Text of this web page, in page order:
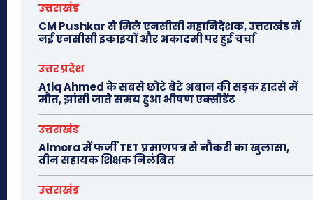
उत्तराखंड
CM Pushkar से मिले एनसीसी महानिदेशक, उत्तराखंड में
नई एनसीसी इकाइयों और अकादमी पर हुई चर्चा
उत्तर प्रदेश
Atiq Ahmed के सबसे छोटे बेटे अबान की सड़क हादसे में
मौत, झांसी जाते समय हुआ भीषण एक्सीडेंट
उत्तराखंड
Almora में फर्जी TET प्रमाणपत्र से नौकरी का खुलासा,
तीन सहायक शिक्षक निलंबित
उत्तराखंड